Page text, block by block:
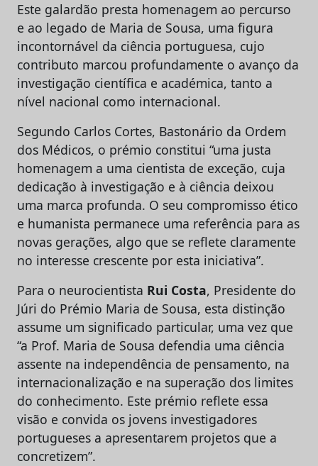
Este galardão presta homenagem ao percurso
e ao legado de Maria de Sousa, uma figura
incontornável da ciência portuguesa, cujo
contributo marcou profundamente o avanço da
investigação científica e académica, tanto a
nível nacional como internacional.
Segundo Carlos Cortes, Bastonário da Ordem
dos Médicos, o prémio constitui “uma justa
homenagem a uma cientista de exceção, cuja
dedicação à investigação e à ciência deixou
uma marca profunda. O seu compromisso ético
e humanista permanece uma referência para as
novas gerações, algo que se reflete claramente
no interesse crescente por esta iniciativa”.
Para o neurocientista Rui Costa, Presidente do
Júri do Prémio Maria de Sousa, esta distinção
assume um significado particular, uma vez que
“a Prof. Maria de Sousa defendia uma ciência
assente na independência de pensamento, na
internacionalização e na superação dos limites
do conhecimento. Este prémio reflete essa
visão e convida os jovens investigadores
portugueses a apresentarem projetos que a
concretizem”.